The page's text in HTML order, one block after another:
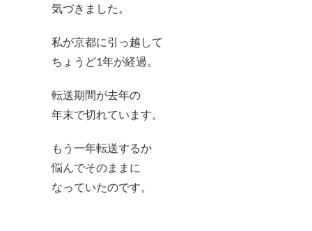
気づきました。
私が京都に引っ越して
ちょうど1年が経過。
転送期間が去年の
年末で切れています。
もう一年転送するか
悩んでそのままに
なっていたのです。